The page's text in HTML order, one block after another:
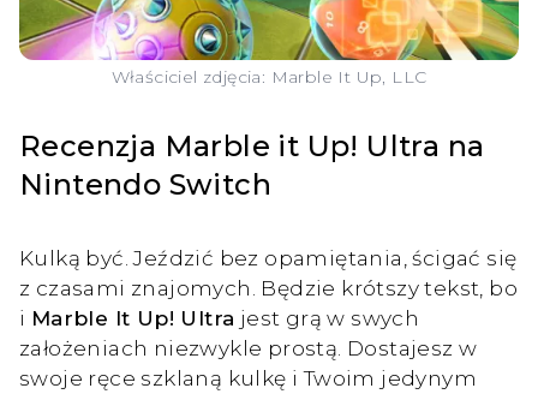
O NAS
ZALOGUJ
Właściciel zdjęcia: Marble It Up, LLC
Recenzja Marble it Up! Ultra na
Nintendo Switch
Kulką być. Jeździć bez opamiętania, ścigać się
z czasami znajomych. Będzie krótszy tekst, bo
i Marble It Up! Ultra jest grą w swych
założeniach niezwykle prostą. Dostajesz w
swoje ręce szklaną kulkę i Twoim jedynym